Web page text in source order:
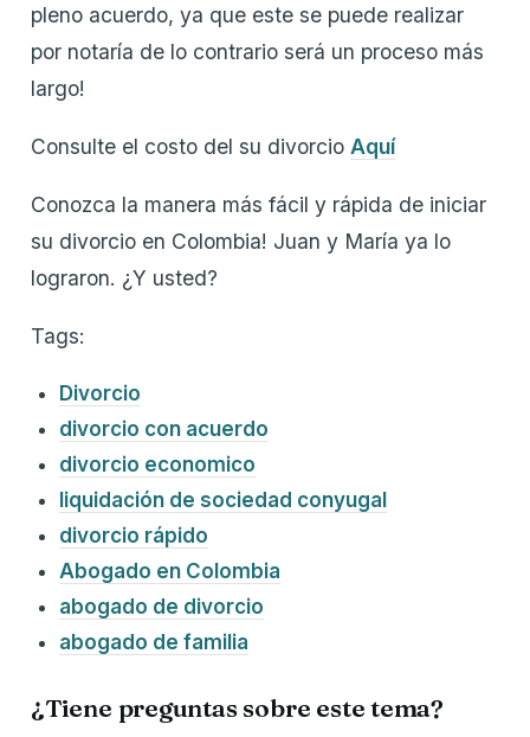
pleno acuerdo, ya que este se puede realizar
por notaría de lo contrario será un proceso más
largo!
Consulte el costo del su divorcio Aquí
Conozca la manera más fácil y rápida de iniciar
su divorcio en Colombia! Juan y María ya lo
lograron. ¿Y usted?
Tags:
Divorcio
divorcio con acuerdo
divorcio economico
liquidación de sociedad conyugal
divorcio rápido
Abogado en Colombia
abogado de divorcio
abogado de familia
¿Tiene preguntas sobre este tema?